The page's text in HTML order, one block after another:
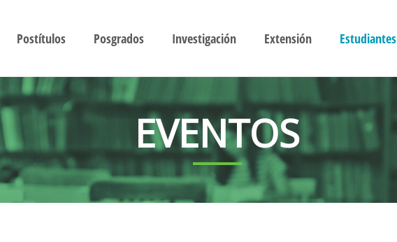
Postítulos Posgrados Investigación Extensión Estudiantes
EVENTOS